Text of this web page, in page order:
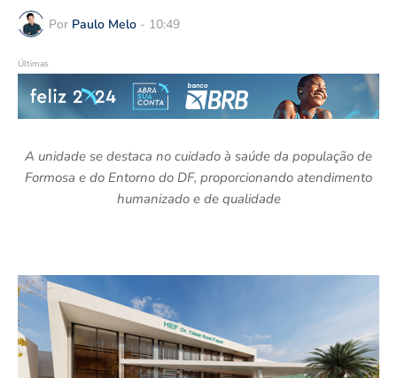
Por Paulo Melo - 10:49
Últimas
A unidade se destaca no cuidado à saúde da população de
Formosa e do Entorno do DF, proporcionando atendimento
humanizado e de qualidade